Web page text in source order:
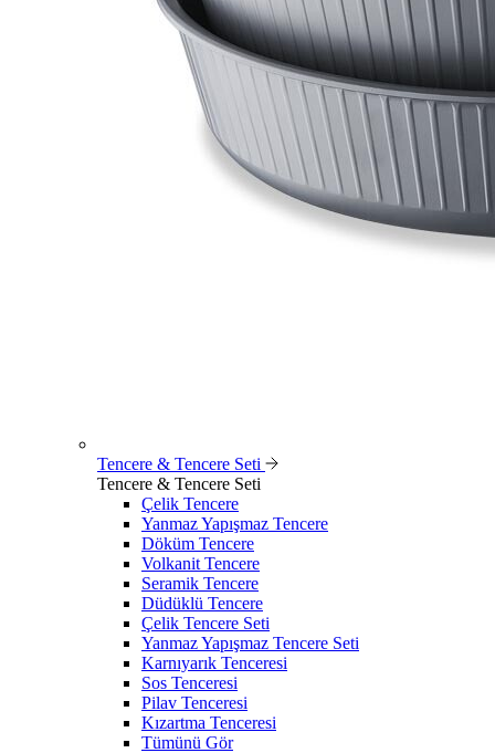
Tencere & Tencere Seti
Tencere & Tencere Seti
Çelik Tencere
Yanmaz Yapışmaz Tencere
Döküm Tencere
Volkanit Tencere
Seramik Tencere
Düdüklü Tencere
Çelik Tencere Seti
Yanmaz Yapışmaz Tencere Seti
Karnıyarık Tenceresi
Sos Tenceresi
Pilav Tenceresi
Kızartma Tenceresi
Tümünü Gör